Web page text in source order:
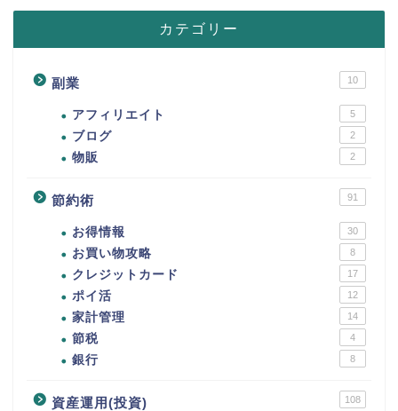
カテゴリー
副業 10
アフィリエイト 5
ブログ 2
物販 2
節約術 91
お得情報 30
お買い物攻略 8
クレジットカード 17
ポイ活 12
家計管理 14
節税 4
銀行 8
資産運用(投資) 108